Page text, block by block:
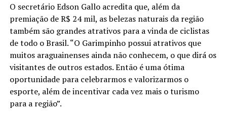
O secretário Edson Gallo acredita que, além da
premiação de R$ 24 mil, as belezas naturais da região
também são grandes atrativos para a vinda de ciclistas
de todo o Brasil. “O Garimpinho possui atrativos que
muitos araguainenses ainda não conhecem, o que dirá os
visitantes de outros estados. Então é uma ótima
oportunidade para celebrarmos e valorizarmos o
esporte, além de incentivar cada vez mais o turismo
para a região”.